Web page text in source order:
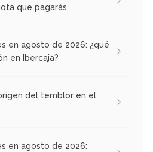
que pagarás
en agosto de 2026: ¿qué
en Ibercaja?
del temblor en el
en agosto de 2026: